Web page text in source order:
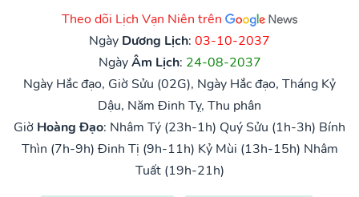
Theo dõi Lịch Vạn Niên trên
Ngày Dương Lịch: 03-10-2037
NgàyÂm Lịch: 24-08-2037
Ngày Hắc đạo, Giờ Sửu (02G), Ngày Hắc đạo, Tháng Kỷ
Dậu, Năm Đinh Tỵ, Thu phân
Giờ Hoàng Đạo: Nhâm Tý (23h-1h) Quý Sửu (1h-3h) Bính
Thìn (7h-9h) Đinh Tị (9h-11h) Kỷ Mùi (13h-15h) Nhâm
Tuất (19h-21h)